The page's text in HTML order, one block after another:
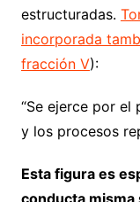
estructuradas.
incorporada
fracción V):
“Se ejerce por el
y los procesos
Esta figura es